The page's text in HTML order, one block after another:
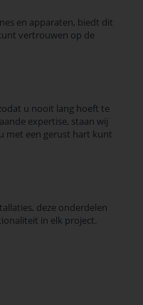
en apparaten, biedt dit
vertrouwen op de
u nooit lang hoeft te
expertise, staan wij
met een gerust hart kunt
deze onderdelen
in elk project.